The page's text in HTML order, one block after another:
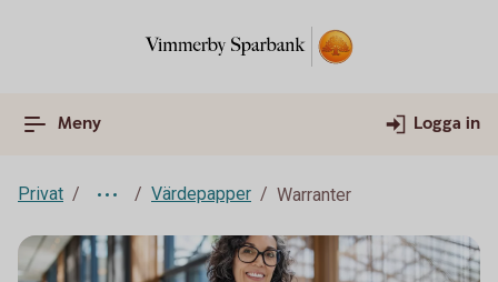
Meny Logga in
Privat Värdepapper Warranter